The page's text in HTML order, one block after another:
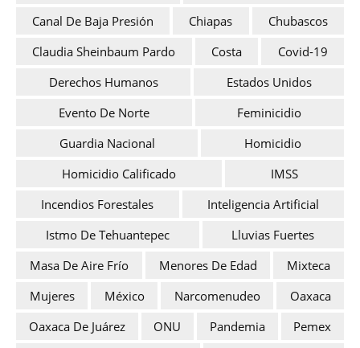
Canal De Baja Presión
Chiapas
Chubascos
Claudia Sheinbaum Pardo
Costa
Covid-19
Derechos Humanos
Estados Unidos
Evento De Norte
Feminicidio
Guardia Nacional
Homicidio
Homicidio Calificado
IMSS
Incendios Forestales
Inteligencia Artificial
Istmo De Tehuantepec
Lluvias Fuertes
Masa De Aire Frío
Menores De Edad
Mixteca
Mujeres
México Narcomenudeo
Oaxaca
Oaxaca De Juárez
ONU Pandemia
Pemex